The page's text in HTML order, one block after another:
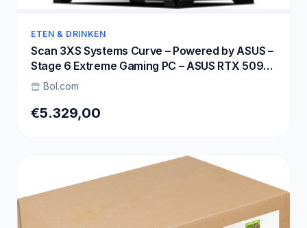
ETEN & DRINKEN
Scan 3XS Systems Curve – Powered by ASUS –
Stage 6 Extreme Gaming PC – ASUS RTX 5090
– Ryzen 9 9950X3D – Corsair DDR5 32GB – WD
Black 2TB SSD – 1000W PSU – 4K Ultra – Max
Settings Gaming
Bol.com
€5.329,00